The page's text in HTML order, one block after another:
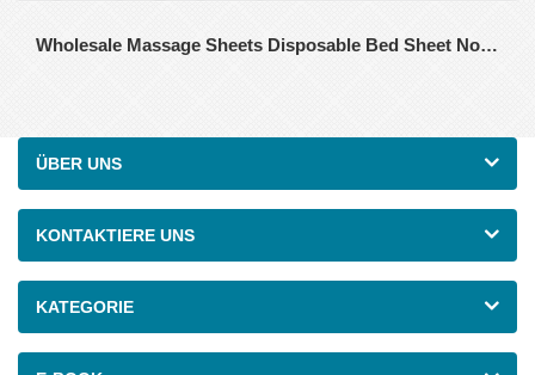
Wholesale Massage Sheets Disposable Bed Sheet Non Woven Manufacturer
ÜBER UNS
KONTAKTIERE UNS
KATEGORIE